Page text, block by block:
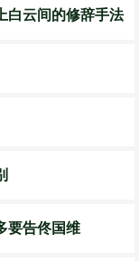
白云间的修辞手法
要告佟国维